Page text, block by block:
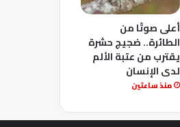
أعلى صوتًا من
الطائرة.. ضجيج حشرة
يقترب من عتبة الألم
لدى الإنسان
منذ ساعتين